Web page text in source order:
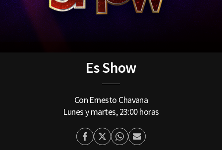
Es Show
Con Ernesto Chavana
Lunes y martes, 23:00 horas
Facebook
TwitterWhatsapp
Enviar